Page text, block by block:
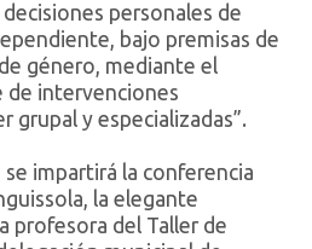
personales de
bajo premisas de
género, mediante el
de intervenciones
grupal y especializadas”.
impartirá la conferencia
la elegante
profesora del Taller de